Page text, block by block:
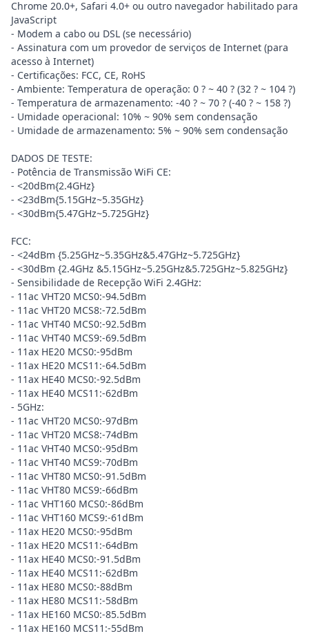
Chrome 20.0+, Safari 4.0+ ou outro navegador habilitado para
JavaScript
- Modem a cabo ou DSL (se necessário)
- Assinatura com um provedor de serviços de Internet (para
acesso à Internet)
- Certificações: FCC, CE, RoHS
- Ambiente: Temperatura de operação: 0 ? ~ 40 ? (32 ? ~ 104 ?)
- Temperatura de armazenamento: -40 ? ~ 70 ? (-40 ? ~ 158 ?)
- Umidade operacional: 10% ~ 90% sem condensação
- Umidade de armazenamento: 5% ~ 90% sem condensação
DADOS DE TESTE:
- Potência de Transmissão WiFi CE:
- <20dBm{2.4GHz}
- <23dBm{5.15GHz~5.35GHz}
- <30dBm{5.47GHz~5.725GHz}
FCC:
- <24dBm {5.25GHz~5.35GHz&5.47GHz~5.725GHz}
- <30dBm {2.4GHz &5.15GHz~5.25GHz&5.725GHz~5.825GHz}
- Sensibilidade de Recepção WiFi 2.4GHz:
- 11ac VHT20 MCS0:-94.5dBm
- 11ac VHT20 MCS8:-72.5dBm
- 11ac VHT40 MCS0:-92.5dBm
- 11ac VHT40 MCS9:-69.5dBm
- 11ax HE20 MCS0:-95dBm
- 11ax HE20 MCS11:-64.5dBm
- 11ax HE40 MCS0:-92.5dBm
- 11ax HE40 MCS11:-62dBm
- 5GHz:
- 11ac VHT20 MCS0:-97dBm
- 11ac VHT20 MCS8:-74dBm
- 11ac VHT40 MCS0:-95dBm
- 11ac VHT40 MCS9:-70dBm
- 11ac VHT80 MCS0:-91.5dBm
- 11ac VHT80 MCS9:-66dBm
- 11ac VHT160 MCS0:-86dBm
- 11ac VHT160 MCS9:-61dBm
- 11ax HE20 MCS0:-95dBm
- 11ax HE20 MCS11:-64dBm
- 11ax HE40 MCS0:-91.5dBm
- 11ax HE40 MCS11:-62dBm
- 11ax HE80 MCS0:-88dBm
- 11ax HE80 MCS11:-58dBm
- 11ax HE160 MCS0:-85.5dBm
- 11ax HE160 MCS11:-55dBm